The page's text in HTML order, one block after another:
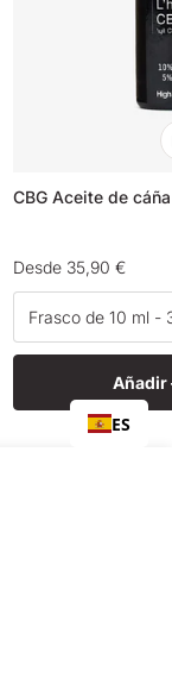
CBG Aceite de
Precio
habitual
Desde 35,90 €
Añadir
ES